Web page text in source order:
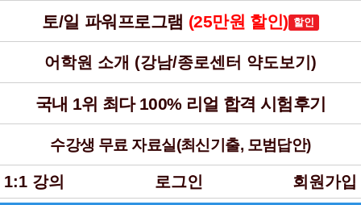
토/일 파워프로그램 (25만원 할인) 할인
어학원 소개 (강남/종로센터 약도보기)
국내 1위 최다 100% 리얼 합격 시험후기
수강생 무료 자료실(최신기출, 모범답안)
1:1 강의 로그인 회원가입